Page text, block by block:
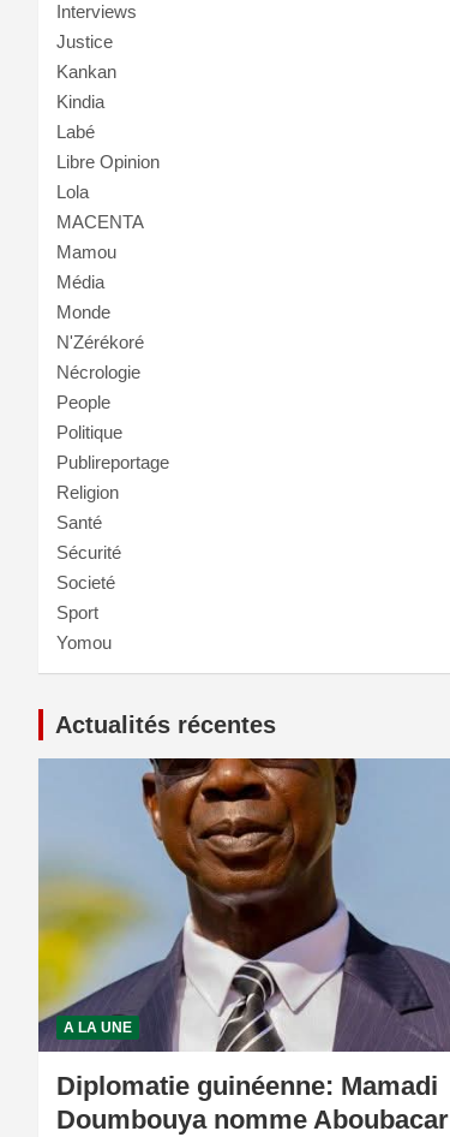
Interviews
Justice
Kankan
Kindia
Labé
Libre Opinion
Lola
MACENTA
Mamou
Média
Monde
N'Zérékoré
Nécrologie
People
Politique
Publireportage
Religion
Santé
Sécurité
Societé
Sport
Yomou
Actualités récentes
A LA UNE
Diplomatie guinéenne: Mamadi
Doumbouya nomme Aboubacar